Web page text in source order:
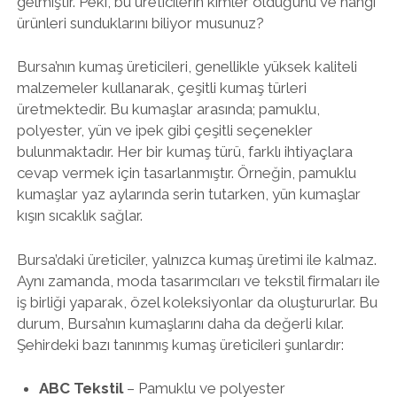
ürünleri sunduklarını biliyor musunuz?
Bursa’nın kumaş üreticileri, genellikle yüksek kaliteli
malzemeler kullanarak, çeşitli kumaş türleri
üretmektedir. Bu kumaşlar arasında; pamuklu,
polyester, yün ve ipek gibi çeşitli seçenekler
bulunmaktadır. Her bir kumaş türü, farklı ihtiyaçlara
cevap vermek için tasarlanmıştır. Örneğin, pamuklu
kumaşlar yaz aylarında serin tutarken, yün kumaşlar
kışın sıcaklık sağlar.
Bursa’daki üreticiler, yalnızca kumaş üretimi ile kalmaz.
Aynı zamanda, moda tasarımcıları ve tekstil firmaları ile
iş birliği yaparak, özel koleksiyonlar da oluştururlar. Bu
durum, Bursa’nın kumaşlarını daha da değerli kılar.
Şehirdeki bazı tanınmış kumaş üreticileri şunlardır:
ABC Tekstil– Pamuklu ve polyester